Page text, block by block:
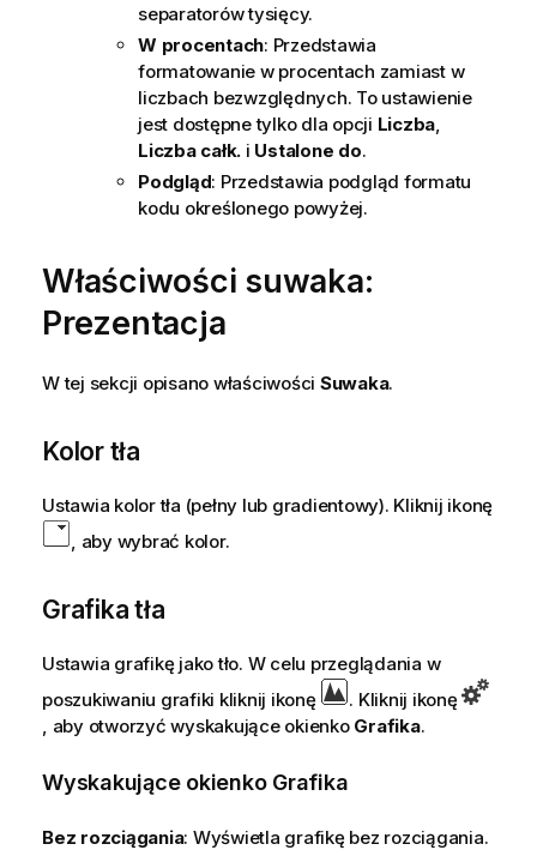
separatorów tysięcy.
W procentach: Przedstawia
formatowanie w procentach zamiast w
liczbach bezwzględnych. To ustawienie
jest dostępne tylko dla opcji Liczba,
Liczba całk. i Ustalone do.
Podgląd: Przedstawia podgląd formatu
kodu określonego powyżej.
Właściwości suwaka:
Prezentacja
W tej sekcji opisano właściwości Suwaka.
Kolor tła
Ustawia kolor tła (pełny lub gradientowy). Kliknij ikonę
, aby wybrać kolor.
Grafika tła
Ustawia grafikę jako tło. W celu przeglądania w
poszukiwaniu grafiki kliknij ikonę
. Kliknij ikonę
, aby otworzyć wyskakujące okienko Grafika.
Wyskakujące okienko Grafika
Bez rozciągania: Wyświetla grafikę bez rozciągania.